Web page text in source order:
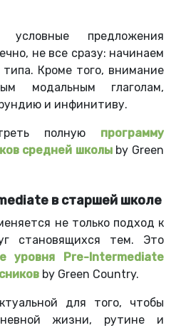
условные предложения
не все сразу: начинаем
типа. Кроме того, внимание
модальным глаголам,
и инфинитиву.
полную программу
средней школыby Green
в старшей школе
не только подход к
становящихся тем. Это
уровня Pre-Intermediate
by Green Country.
для того, чтобы
жизни, рутине и